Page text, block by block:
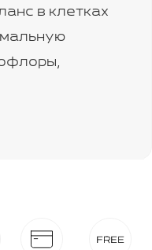
в клетках